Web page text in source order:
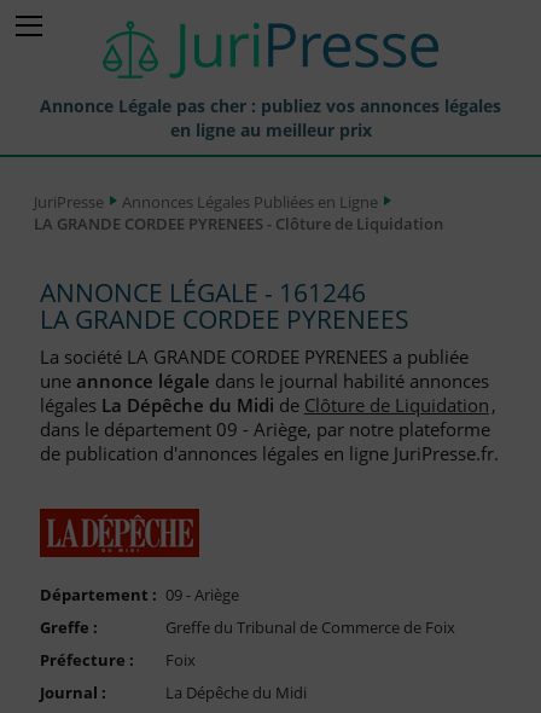
Annonce Légale pas cher : publiez vos annonces légales
en ligne au meilleur prix
Annonces Légales Publiées
Journaux Habilités (JAL) Annonces Légales
Départements pour la Publication d'Annonces Légales
Liste des Greffes
Liste des CCI
Nous Contacter
Compte PRO
JuriPresse
Annonces Légales Publiées en Ligne
LA GRANDE CORDEE PYRENEES - Clôture de Liquidation
ANNONCE LÉGALE - 161246
LA GRANDE CORDEE PYRENEES
La société LA GRANDE CORDEE PYRENEES a publiée
une annonce légale dans le journal habilité annonces
légales La Dépêche du Midi de Clôture de Liquidation,
dans le département 09 - Ariège, par notre plateforme
de publication d'annonces légales en ligne JuriPresse.fr.
Département : 09 - Ariège
Greffe :
Greffe du Tribunal de Commerce de Foix
Préfecture :
Foix
Journal :
La Dépêche du Midi